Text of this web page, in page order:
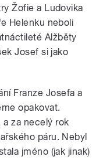
Žofie a Ludovika
Helenku neboli
Alžběty
Josef si jako
Franze Josefa a
opakovat.
a za necelý rok
páru. Nebyl
jméno (jak jinak)